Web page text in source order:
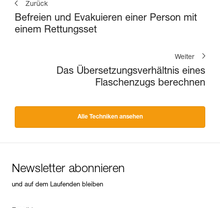
Zurück
Befreien und Evakuieren einer Person mit
einem Rettungsset
Weiter
Das Übersetzungsverhältnis eines
Flaschenzugs berechnen
Alle Techniken ansehen
Newsletter abonnieren
und auf dem Laufenden bleiben